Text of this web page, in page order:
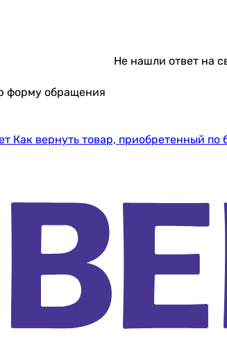
Не нашли ответ на
форму обращения
Как вернуть товар, приобретенный по